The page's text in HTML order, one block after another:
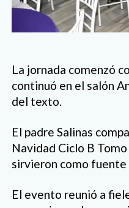
La jornada comenzó
continuó en el salón
del texto.
El padre Salinas
Navidad Ciclo B
sirvieron como fuente
El evento reunió a